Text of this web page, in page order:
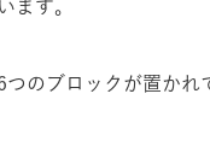
ます。
つのブロックが置か